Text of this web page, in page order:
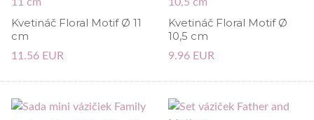
Kvetináč Floral Motif Ø 11
cm
11.56 EUR
Kvetináč Floral Motif Ø
10,5 cm
9.96 EUR